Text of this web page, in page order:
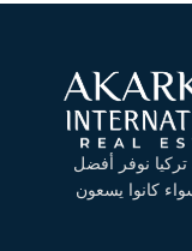
نوفر أفضل
كانوا يسعون